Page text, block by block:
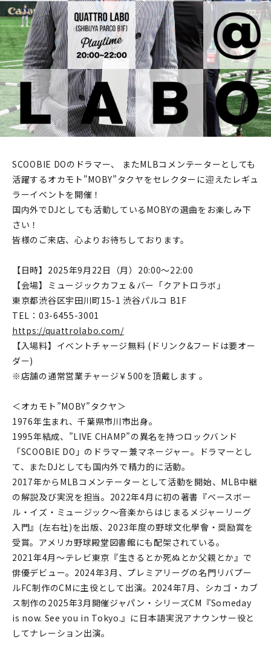
SCOOBIE DOのドラマー、 またMLBコメンテーターとしても
活躍するオカモト"MOBY”タクヤをセレクターに迎えたレギュ
ラーイベントを開催！
国内外でDJとしても活動しているMOBYの選曲をお楽しみ下
さい！
皆様のご来店、心よりお待ちしております。
【日時】2025年9月22日（月）20:00～22:00
【会場】ミュージックカフェ＆バー「クアトロラボ」
東京都渋谷区宇田川町15-1 渋谷パルコ B1F
TEL：03-6455-3001
https://quattrolabo.com/
【入場料】イベントチャージ無料 (ドリンク&フードは要オー
ダー)
※店舗の通常営業チャージ￥500を頂戴します 。
＜オカモト”MOBY”タクヤ＞
1976年生まれ、千葉県市川市出身。
1995年結成、”LIVE CHAMP”の異名を持つロックバンド
「SCOOBIE DO」のドラマー兼マネージャー。ドラマーとし
て、またDJとしても国内外で精力的に活動。
2017年からMLBコメンテーターとして活動を開始、MLB中継
の解説及び実況を担当。2022年4月に初の著書『ベースボー
ル・イズ・ミュージック〜音楽からはじまるメジャーリーグ
入門』(左右社)を出版、2023年度の野球文化學會・奨励賞を
受賞。アメリカ野球殿堂図書館にも配架されている。
2021年4月〜テレビ東京『生きるとか死ぬとか父親とか』で
俳優デビュー。2024年3月、プレミアリーグの名門リバプー
ルFC制作のCMに主役として出演。2024年7月、シカゴ・カブ
ス制作の2025年3月開催ジャパン・シリーズCM『Someday
is now. See you in Tokyo.』に日本語実況アナウンサー役と
してナレーション出演。